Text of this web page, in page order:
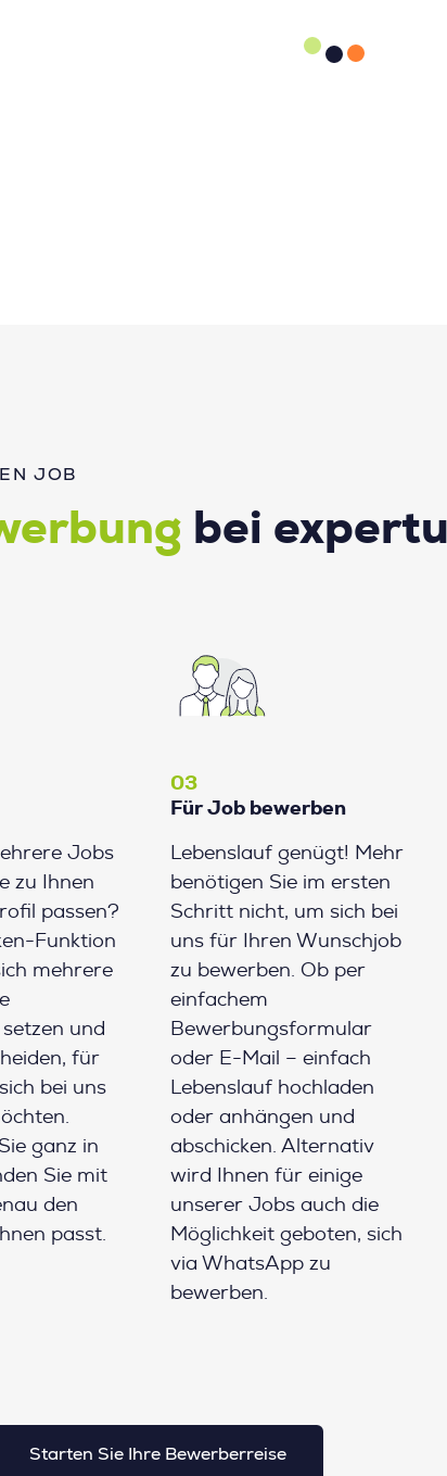
JOB
bei
Jobs
zu Ihnen
passen?
Funktion
mehrere
und
für
bei uns
ganz in
Sie mit
den
passt.
03
Für Job bewerben
Lebenslauf genügt! Mehr
benötigen Sie im ersten
Schritt nicht, um sich bei
uns für Ihren Wunschjob
zu bewerben. Ob per
einfachem
Bewerbungsformular
oder E-Mail – einfach
Lebenslauf hochladen
oder anhängen und
abschicken. Alternativ
wird Ihnen für einige
unserer Jobs auch die
Möglichkeit geboten, sich
via WhatsApp zu
bewerben.
Starten Sie Ihre Bewerberreise